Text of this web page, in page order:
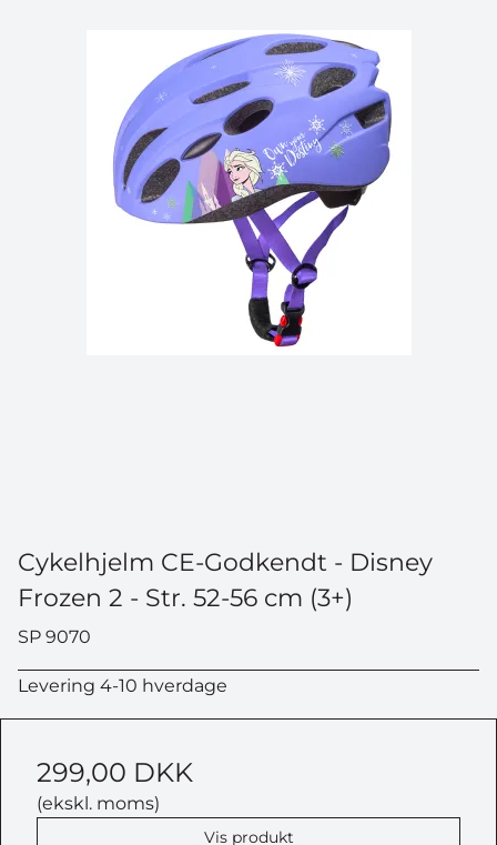
Cykelhjelm CE-Godkendt - Disney
Frozen 2 - Str. 52-56 cm (3+)
SP 9070
Levering 4-10 hverdage
299,00 DKK
(ekskl. moms)
Vis produkt